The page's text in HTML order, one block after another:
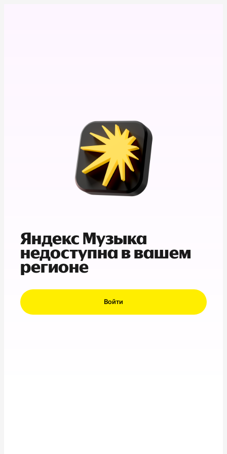
Яндекс Музыка
недоступна в вашем
регионе
Войти